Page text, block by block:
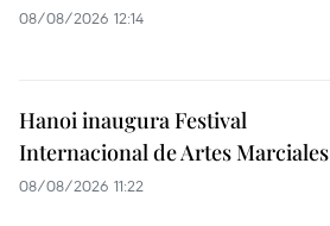
08/08/2026 12:14
Hanoi inaugura Festival
Internacional de Artes Marciales
08/08/2026 11:22